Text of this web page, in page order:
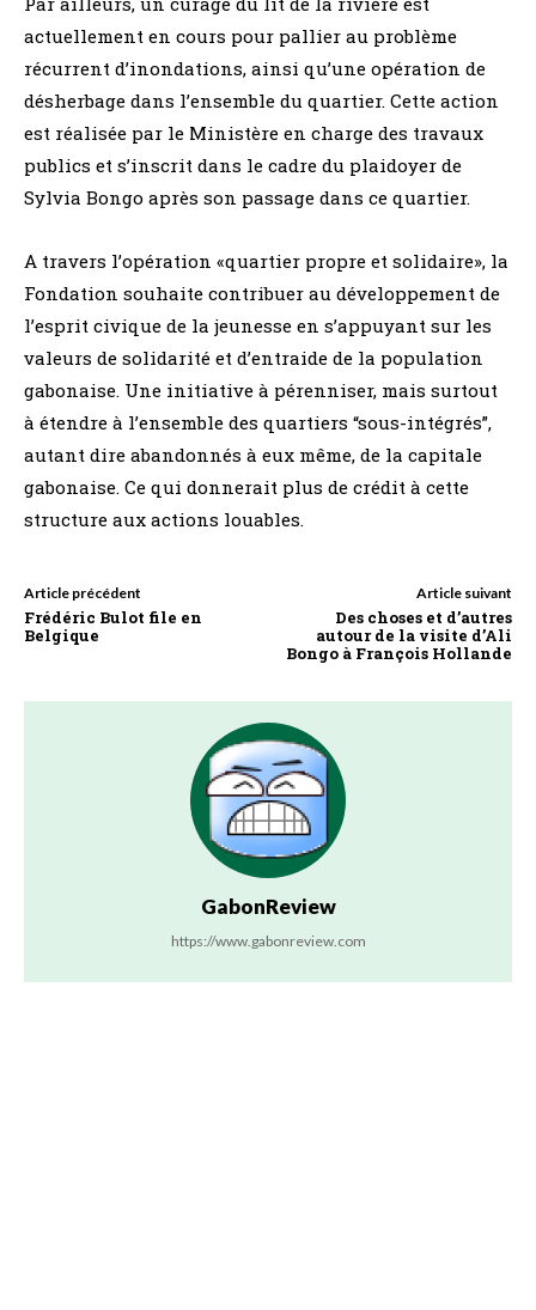
actuellement en cours pour pallier au problème
récurrent d’inondations, ainsi qu’une opération de
désherbage dans l’ensemble du quartier. Cette action
est réalisée par le Ministère en charge des travaux
publics et s’inscrit dans le cadre du plaidoyer de
Sylvia Bongo après son passage dans ce quartier.
A travers l’opération «quartier propre et solidaire», la
Fondation souhaite contribuer au développement de
l’esprit civique de la jeunesse en s’appuyant sur les
valeurs de solidarité et d’entraide de la population
gabonaise. Une initiative à pérenniser, mais surtout
à étendre à l’ensemble des quartiers “sous-intégrés”,
autant dire abandonnés à eux même, de la capitale
gabonaise. Ce qui donnerait plus de crédit à cette
structure aux actions louables.
Article précédent
Frédéric Bulot file en
Belgique
Article suivant
Des choses et d’autres
autour de la visite d’Ali
Bongo à François Hollande
GabonReview
https://www.gabonreview.com